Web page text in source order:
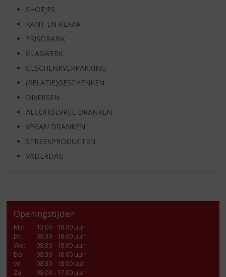
SHOTJES
KANT EN KLAAR
FRISDRANK
GLASWERK
GESCHENKVERPAKKING
(RELATIE)GESCHENKEN
DIVERSEN
ALCOHOLVRIJE DRANKEN
VEGAN DRANKEN
STREEKPRODUCTEN
VADERDAG
Openingstijden
Ma:
13.00 - 18.00 uur
Di:
08.30 - 18.00 uur
Wo:
08.30 - 18.00 uur
Do:
08.30 - 18.00 uur
Vr:
08.30 - 18:00 uur
Za:
08.00 - 17.00 uur